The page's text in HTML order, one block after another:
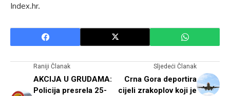
Index.hr.
Raniji Članak
AKCIJA U GRUDAMA:
Policija presrela 25-
Sljedeći Članak
Crna Gora deportira
cijeli zrakoplov koji je